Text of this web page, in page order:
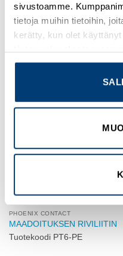
sivustoamme.
tietoja muihin tietoihin,
kerätty, kun olet
TUTUSTU MYÖS
wishlist
PHOENIX CONTACT
MAADOITUKSEN RIVILIITIN
Tuotekoodi PT6-PE